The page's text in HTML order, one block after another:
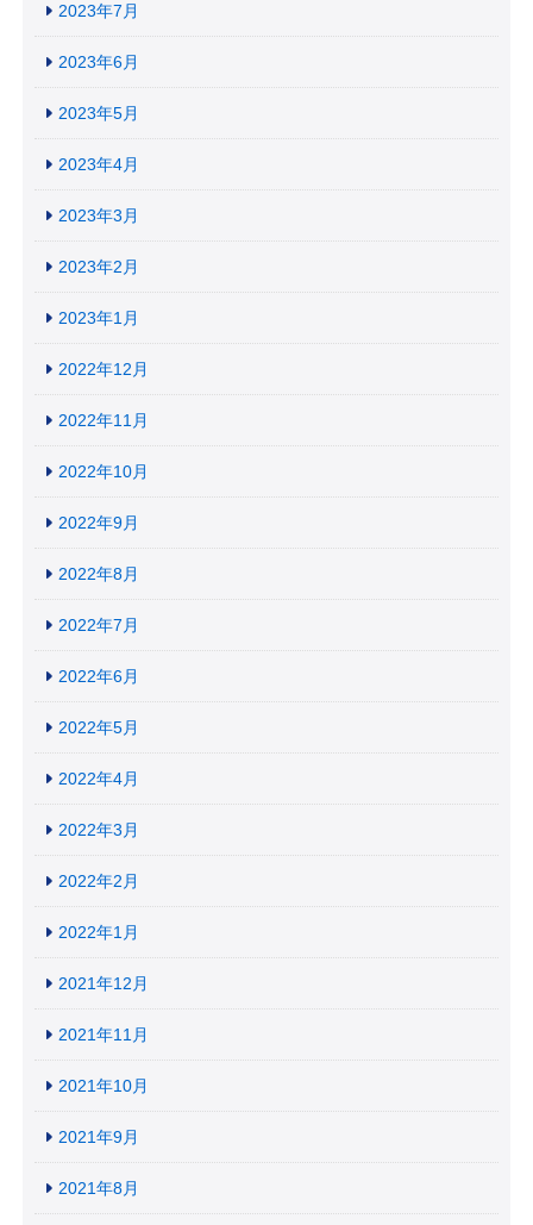
2023年7月
2023年6月
2023年5月
2023年4月
2023年3月
2023年2月
2023年1月
2022年12月
2022年11月
2022年10月
2022年9月
2022年8月
2022年7月
2022年6月
2022年5月
2022年4月
2022年3月
2022年2月
2022年1月
2021年12月
2021年11月
2021年10月
2021年9月
2021年8月